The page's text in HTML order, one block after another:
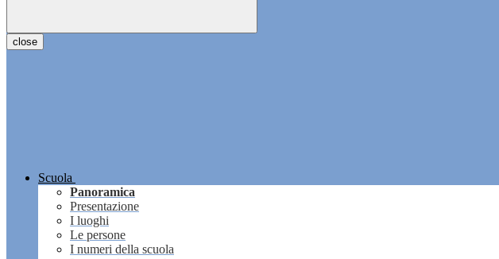
close
Scuola
Panoramica
Presentazione
I luoghi
Le persone
I numeri della scuola